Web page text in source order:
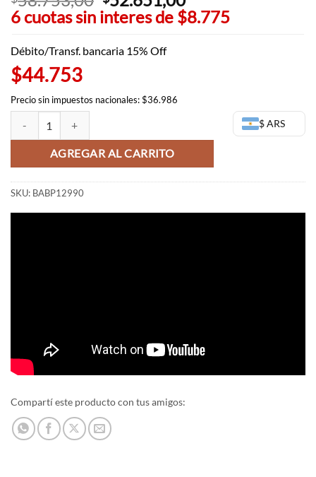
precio
era:
precio
6 cuotas sin interes de $8.775
Débito/Transf. bancaria 15% Off
$44.753
Precio sin impuestos nacionales: $36.986
$ ARS
Kakashi Q Posket - Naruto Shippuden cantidad
AGREGAR AL CARRITO
SKU: BABP12990
Compartí este producto con tus amigos: